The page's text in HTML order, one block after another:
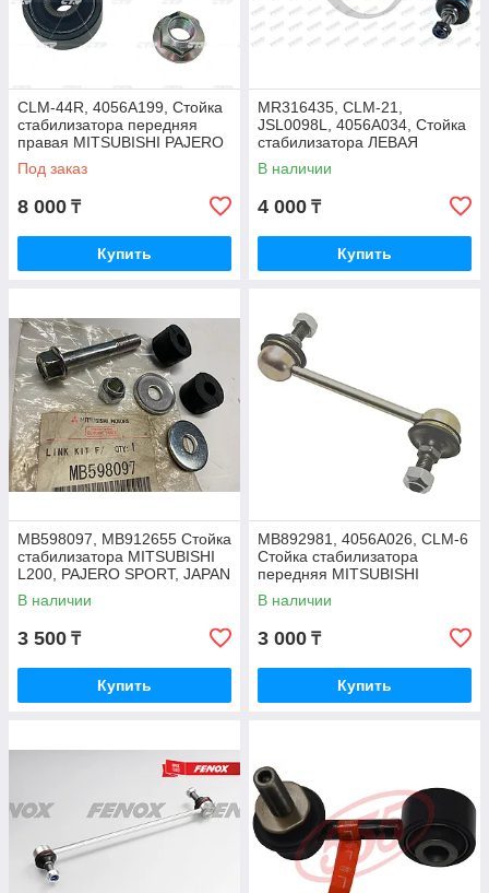
CLM-44R, 4056A199, Стойка
стабилизатора передняя
правая MITSUBISHI PAJERO
SPORT KS5W, CTR KOREA
Под заказ
8 000 ₸
Купить
MR316435, CLM-21,
JSL0098L, 4056A034, Стойка
стабилизатора ЛЕВАЯ
MITSUBISHI SPACE WAGON
N84W, CHARIOT GRANDIS
В наличии
4 000 ₸
Купить
MB598097, MB912655 Стойка
стабилизатора MITSUBISHI
L200, PAJERO SPORT, JAPAN
В наличии
3 500 ₸
Купить
MB892981, 4056A026, CLM-6
Стойка стабилизатора
передняя MITSUBISHI
GALANT 1996-2003, JAPAN
В наличии
3 000 ₸
Купить